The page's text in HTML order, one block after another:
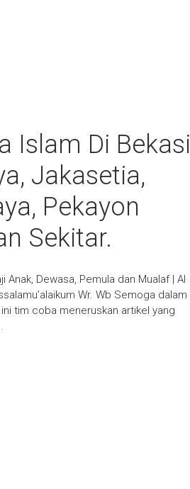
Islam Di Bekasi
Jakasetia,
Pekayon
Sekitar.
Anak, Dewasa, Pemula dan Mualaf | Al
Wr. Wb Semoga dalam
tim coba meneruskan artikel yang